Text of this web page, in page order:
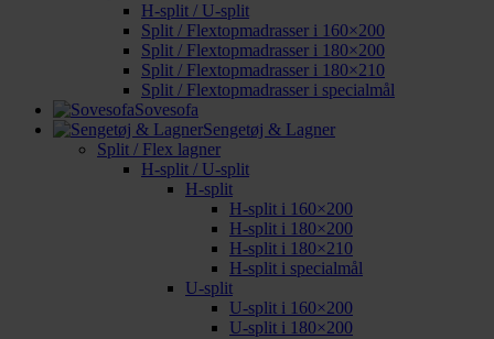
H-split / U-split
Split / Flextopmadrasser i 160×200
Split / Flextopmadrasser i 180×200
Split / Flextopmadrasser i 180×210
Split / Flextopmadrasser i specialmål
Sovesofa
Sengetøj & Lagner
Split / Flex lagner
H-split / U-split
H-split
H-split i 160×200
H-split i 180×200
H-split i 180×210
H-split i specialmål
U-split
U-split i 160×200
U-split i 180×200